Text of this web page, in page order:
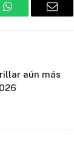
WhatsAppEmail
aún más